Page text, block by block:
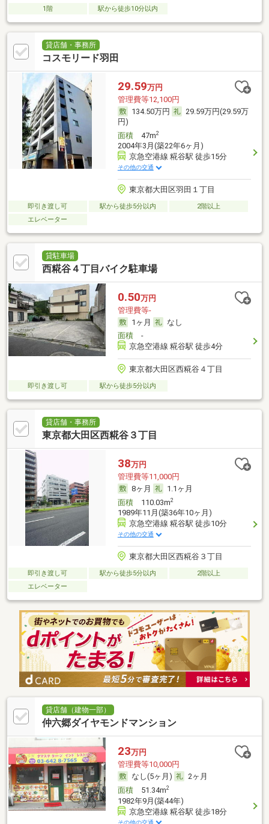
1階 駅から徒歩10分以内
貸店舗・事務所
コスモリード羽田
29.59万円
管理費等12,100円
134.50万円
29.59万円(29.59万
円)
面積47m2
2004年3月(築22年6ヶ月)
京急空港線 糀谷駅 徒歩15分
その他の交通
東京都大田区羽田１丁目
即引き渡し可 駅から徒歩5分以内
2階以上
エレベーター
貸駐車場
西糀谷４丁目バイク駐車場
0.50万円
管理費等-
1ヶ月
なし
面積-
京急空港線 糀谷駅 徒歩4分
東京都大田区西糀谷４丁目
即引き渡し可 駅から徒歩5分以内
貸店舗・事務所
東京都大田区西糀谷３丁目
38万円
管理費等11,000円
8ヶ月
1.1ヶ月
面積110.03m2
1989年11月(築36年10ヶ月)
京急空港線 糀谷駅 徒歩10分
その他の交通
東京都大田区西糀谷３丁目
即引き渡し可 駅から徒歩5分以内
2階以上
エレベーター
貸店舗（建物一部）
仲六郷ダイヤモンドマンション
23万円
管理費等10,000円
なし(5ヶ月)
2ヶ月
面積51.34m2
1982年9月(築44年)
京急空港線 糀谷駅 徒歩18分
その他の交通